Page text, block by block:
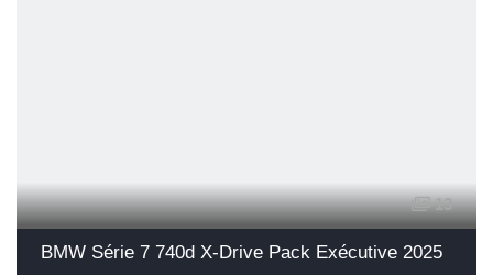
13
BMW Série 7 740d X-Drive Pack Exécutive 2025